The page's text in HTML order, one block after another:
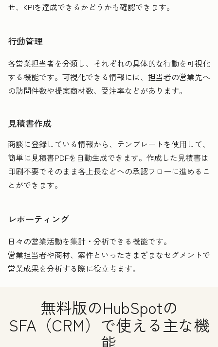
せ、KPIを達成できるかどうかも確認できます。
行動管理
各営業担当者を分類し、それぞれの具体的な行動を可視化
する機能です。可視化できる情報には、担当者の営業先へ
の訪問件数や提案商材数、受注率などがあります。
見積書作成
商談に登録している情報から、テンプレートを使用して、
簡単に見積書PDFを自動生成できます。作成した見積書は
印刷不要でそのまま各上長などへの承認フローに進めるこ
とができます。
レポーティング
日々の営業活動を集計・分析できる機能です。
営業担当者や商材、案件といったさまざまなセグメントで
営業成果を分析する際に役立ちます。
無料版のHubSpotの
SFA（CRM）で使える主な機
能